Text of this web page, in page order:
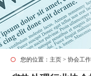
您的位置： 主页 >协会工作